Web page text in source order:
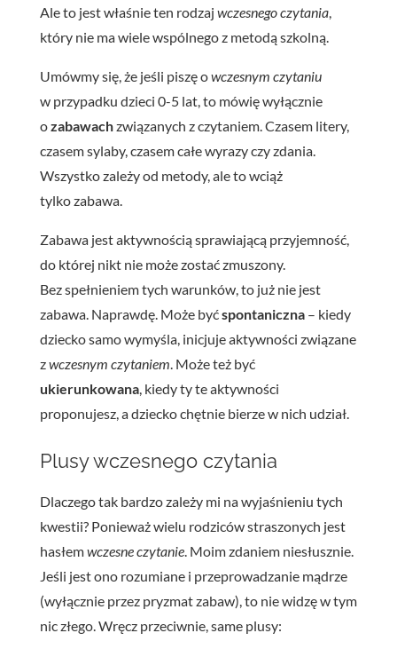
Ale to jest właśnie ten rodzaj wczesnego czytania,
który nie ma wiele wspólnego z metodą szkolną.
Umówmy się, że jeśli piszę owczesnym czytaniu
w przypadku dzieci 0-5 lat, to mówię wyłącznie
ozabawachzwiązanych z czytaniem. Czasem litery,
czasem sylaby, czasem całe wyrazy czy zdania.
Wszystko zależy od metody, ale to wciąż
tylko zabawa.
Zabawa jest aktywnością sprawiającą przyjemność,
do której nikt nie może zostać zmuszony.
Bez spełnieniem tych warunków, to już nie jest
zabawa. Naprawdę. Może byćspontaniczna– kiedy
dziecko samo wymyśla, inicjuje aktywności związane
zwczesnym czytaniem. Może też być
ukierunkowana, kiedy ty te aktywności
proponujesz, a dziecko chętnie bierze w nich udział.
Plusy wczesnego czytania
Dlaczego tak bardzo zależy mi na wyjaśnieniu tych
kwestii? Ponieważ wielu rodziców straszonych jest
hasłemwczesne czytanie. Moim zdaniem niesłusznie.
Jeśli jest ono rozumiane i przeprowadzanie mądrze
(wyłącznie przez pryzmat zabaw), to nie widzę w tym
nic złego. Wręcz przeciwnie, same plusy: